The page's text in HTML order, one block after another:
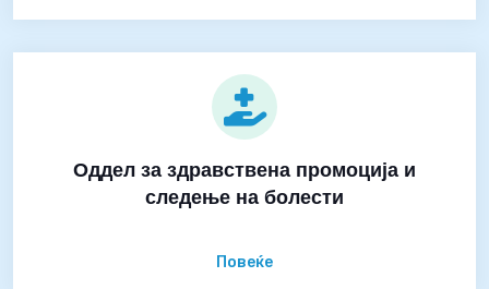
Оддел за здравствена промоција и
следење на болести
Повеќе